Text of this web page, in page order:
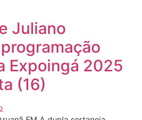
Juliano
Expoingá 2025
(16)